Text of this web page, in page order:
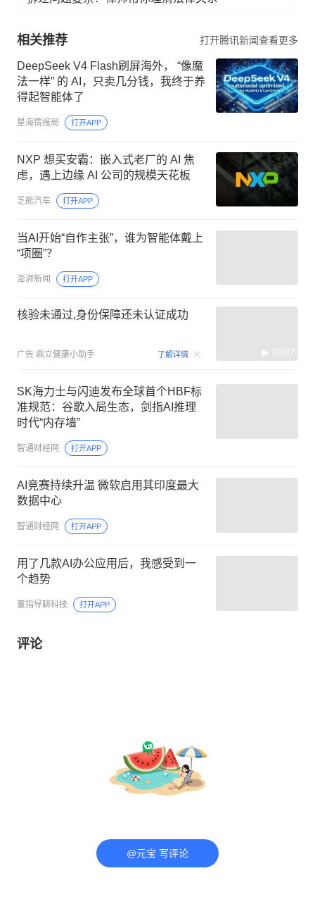
相关推荐 打开腾讯新闻查看更多
DeepSeek V4 Flash刷屏海外， “像魔
法一样” 的 AI，只卖几分钱，我终于养
得起智能体了
星海情报局 打开APP
NXP 想买安霸：嵌入式老厂的 AI 焦
虑，遇上边缘 AI 公司的规模天花板
芝能汽车 打开APP
当AI开始“自作主张”，谁为智能体戴上
“项圈”？
澎湃新闻 打开APP
核验未通过,身份保障还未认证成功
广告 鼎立健康小助手 了解详情 00:07
SK海力士与闪迪发布全球首个HBF标
准规范：谷歌入局生态，剑指AI推理
时代“内存墙”
智通财经网 打开APP
AI竞赛持续升温 微软启用其印度最大
数据中心
智通财经网 打开APP
用了几款AI办公应用后，我感受到一
个趋势
董指导聊科技 打开APP
评论
@元宝 写评论